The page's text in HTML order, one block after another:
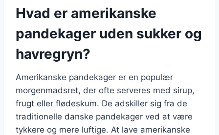
Hvad er amerikanske
pandekager uden sukker og
havregryn?
Amerikanske pandekager er en populær
morgenmadsret, der ofte serveres med sirup,
frugt eller flødeskum. De adskiller sig fra de
traditionelle danske pandekager ved at være
tykkere og mere luftige. At lave amerikanske